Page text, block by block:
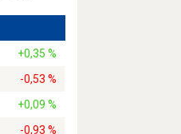
+0,35 %
-0,53 %
+0,09 %
-0,93 %